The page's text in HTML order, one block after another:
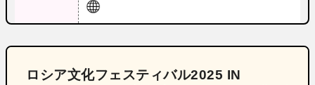
ロシア文化フェスティバル2025 IN